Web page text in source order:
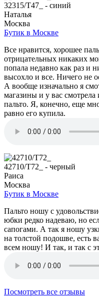
32315/T47_ - синий
Наталья
Москва
Бутик в Москве
Все нравится, хорошее
отрицательных никаких
попала недавно как раз и
высохло и все. Ничего не
А вообще изначально я
магазины и у вас смотрела
пальто. Я, конечно, еще
равно его купила.
42710/T72_ - черный
Раиса
Москва
Бутик в Москве
Пальто ношу с
юбки редко надеваю, но
сапогами. А так я ношу
на толстой подошве, есть
всем ношу! И так, и так с
Посмотреть все отзывы